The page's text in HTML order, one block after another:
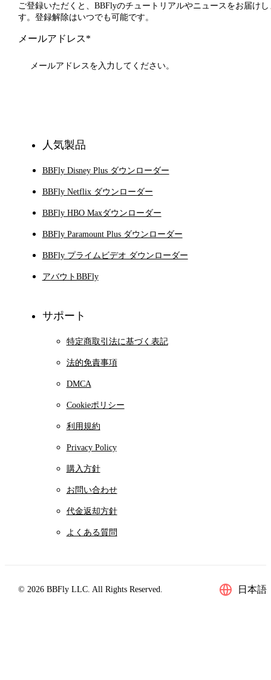
ご登録いただくと、BBFlyのチュートリアルやニュースをお届けし
す。登録解除はいつでも可能です。
メールアドレス*
人気製品
BBFly Disney Plus ダウンローダー
BBFly Netflix ダウンローダー
BBFly HBO Maxダウンローダー
BBFly Paramount Plus ダウンローダー
BBFly プライムビデオ ダウンローダー
アバウトBBFly
サポート
特定商取引法に基づく表記
法的免責事項
DMCA
Cookieポリシー
利用規約
Privacy Policy
購入方針
お問い合わせ
代金返却方針
よくある質問
© 2026 BBFly LLC. All Rights Reserved. 日本語